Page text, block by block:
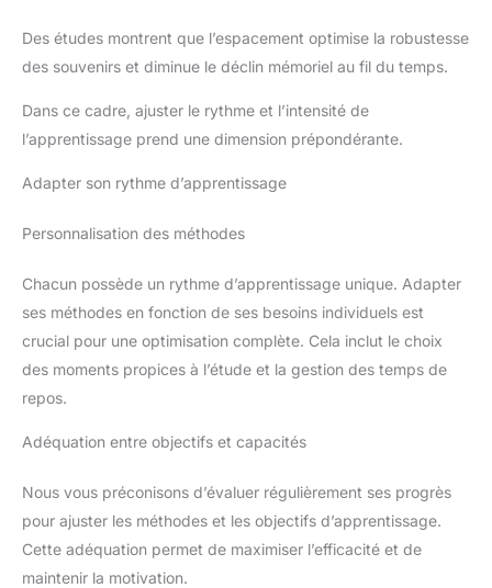
Des études montrent que l’espacement optimise la robustesse
des souvenirs et diminue le déclin mémoriel au fil du temps.
Dans ce cadre, ajuster le rythme et l’intensité de
l’apprentissage prend une dimension prépondérante.
Adapter son rythme d’apprentissage
Personnalisation des méthodes
Chacun possède un rythme d’apprentissage unique. Adapter
ses méthodes en fonction de ses besoins individuels est
crucial pour une optimisation complète. Cela inclut le choix
des moments propices à l’étude et la gestion des temps de
repos.
Adéquation entre objectifs et capacités
Nous vous préconisons d’évaluer régulièrement ses progrès
pour ajuster les méthodes et les objectifs d’apprentissage.
Cette adéquation permet de maximiser l’efficacité et de
maintenir la motivation.